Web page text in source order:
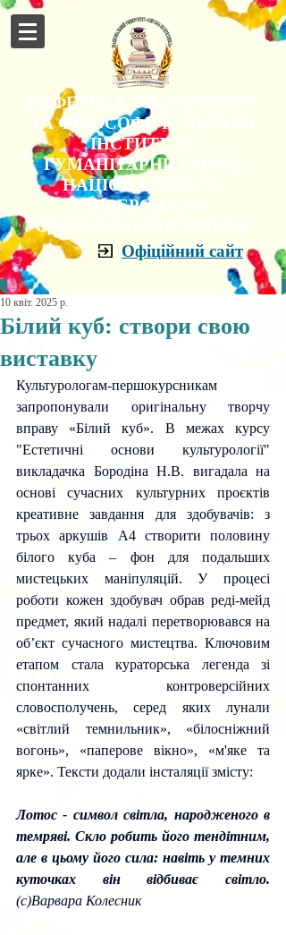
КАФЕДРА КУЛЬТУРОЛОГІЇ
ТА ФІЛОСОФІЇ КУЛЬТУРИ
ІНСТИТУТУ
ГУМАНІТАРНИХ НАУК
НАЦІОНАЛЬНОГО
УНІВЕРСИТЕТУ
"ОДЕСЬКА ПОЛІТЕХНІКА"
Офіційний сайт
Білий куб: створи свою
виставку
10 квіт. 2025 р.
Культурологам-першокурсникам
запропонували оригінальну творчу
вправу «Білий куб». В межах курсу
"Естетичні основи культурології"
викладачка Бородіна Н.В. вигадала на
основі сучасних культурних проєктів
креативне завдання для здобувачів: з
трьох аркушів А4 створити половину
білого куба – фон для подальших
мистецьких маніпуляцій. У процесі
роботи кожен здобувач обрав реді-мейд
предмет, який надалі перетворювався на
об’єкт сучасного мистецтва. Ключовим
етапом стала кураторська легенда зі
спонтанних контроверсійних
словосполучень, серед яких лунали
«світлий темнильник», «білосніжний
вогонь», «паперове вікно», «м'яке та
ярке». Тексти додали інсталяції змісту:
Лотос - символ світла, народженого в
темряві. Скло робить його тендітним,
але в цьому його сила: навіть у темних
(с)Варвара Колесник